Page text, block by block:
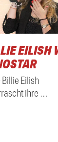
EILISH
Eilish
ihre …